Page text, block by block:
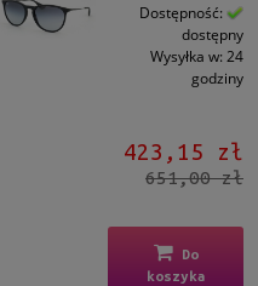
Dostępność:
dostępny
Wysyłka w: 24
godziny
423,15 zł
651,00 zł
Do
koszyka